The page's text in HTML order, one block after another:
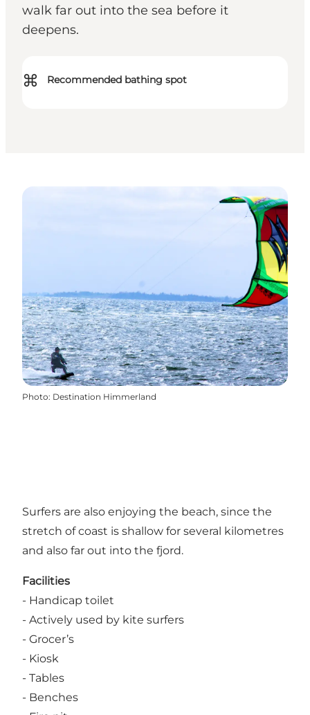
walk far out into the sea before it
deepens.
⌘ Recommended bathing spot
Photo: Destination Himmerland
Surfers are also enjoying the beach, since the
stretch of coast is shallow for several kilometres
and also far out into the fjord.
Facilities
- Handicap toilet
- Actively used by kite surfers
- Grocer’s
- Kiosk
- Tables
- Benches